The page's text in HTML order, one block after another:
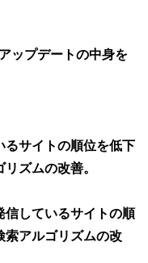
ップデートの中身を
るサイトの順位を低下
ズムの改善。
信しているサイトの順
索アルゴリズムの改